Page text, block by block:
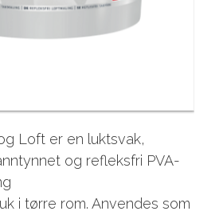
Loft er en luktsvak,
og refleksfri PVA-
i tørre rom. Anvendes som